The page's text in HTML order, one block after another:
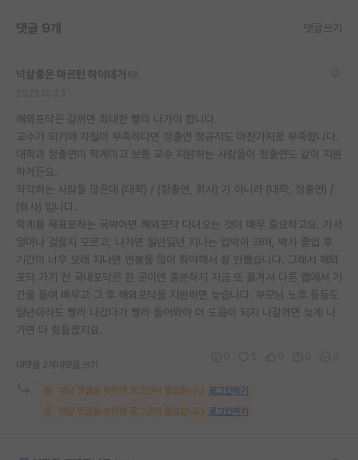
댓글 9개 댓글쓰기
넉살좋은 마르틴 하이데거
해외포닥은 갈꺼면 최대한 빨리 나가야 합니다.
교수가 되기에 자질이 부족하다면 정출연 정규직도 마찬가지로 부족합니다.
대학과 정출연이 학계이고 보통 교수 지원하는 사람들이 정출연도 같이 지원
하거든요.
착각하는 사람들 많은데 (대학) / (정출연, 회사) 가 아니라 (대학, 정출연) /
(회사) 입니다.
학계를 목표로하는 국박이면 해외포닥 다녀오는 것이 매우 중요하고요. 가서
얼마나 걸릴지 모르고, 나가면 일년일년 지나는 압박이 크며, 박사 졸업 후
기간이 너무 오래 지나면 연봉을 많이 줘야해서 잘 안뽑습니다. 그래서 해외
포닥 가기 전 국내포닥은 한 곳이면 충분하지 지금 또 옮겨서 다른 랩에서 기
간을 들여 배우고 그 후 해외포닥을 지원하면 늦습니다. 부모님 노후 등등도
일년이라도 빨리 나갔다가 빨리 들어와야 더 도움이 되지 나갈꺼면 늦게 나
가면 더 힘들겠지요.
대댓글 2개 대댓글 쓰기
해당 댓글을 보려면 로그인이 필요합니다. 로그인하기
해당 댓글을 보려면 로그인이 필요합니다. 로그인하기